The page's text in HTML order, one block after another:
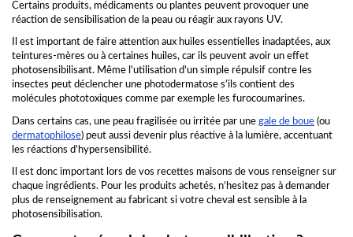
Certains produits, médicaments ou plantes peuvent provoquer une
réaction de sensibilisation de la peau ou réagir aux rayons UV.
Il est important de faire attention aux huiles essentielles inadaptées, aux
teintures-mères ou à certaines huiles, car ils peuvent avoir un effet
photosensibilisant. Même l'utilisation d'un simple répulsif contre les
insectes peut déclencher une photodermatose s’ils contient des
molécules phototoxiques comme par exemple les furocoumarines.
Dans certains cas, une peau fragilisée ou irritée par une gale de boue (ou
dermatophilose) peut aussi devenir plus réactive à la lumière, accentuant
les réactions d’hypersensibilité.
Il est donc important lors de vos recettes maisons de vous renseigner sur
chaque ingrédients. Pour les produits achetés, n’hesitez pas à demander
plus de renseignement au fabricant si votre cheval est sensible à la
photosensibilisation.